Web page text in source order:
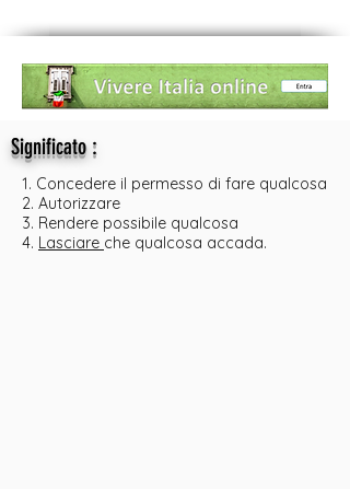
Significato:
1. Concedere il permesso di fare qualcosa
2. Autorizzare
3. Rendere possibile qualcosa
4. Lasciare che qualcosa accada.